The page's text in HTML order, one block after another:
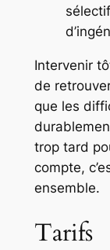
Intervenir
de
que les
trop tard
compte,
ensemble.
Tarifs